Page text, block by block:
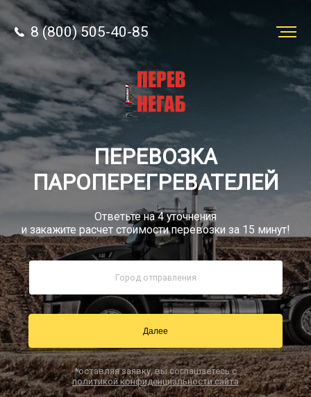
8 (800) 505-40-85
Звонок по России бесплатно
sale@simtruck-negabarit.ru
Заказать звонок
Заказать
перевозку
8 (800) 505-40-85
ПЕРЕВОЗКА
ПАРОПЕРЕГРЕВАТЕЛЕЙ
Ответьте на 4 уточнения
и закажите расчет стоимости перевозки за 15 минут!
Далее
*оставляя заявку, вы соглашаетесь с
политикой конфиденциальности сайта